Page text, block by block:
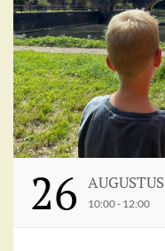
26 AUGUSTUS
10:00 - 12:00